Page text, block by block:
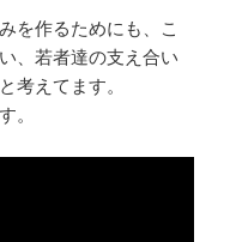
を作るためにも、こ
、若者達の支え合い
考えてます。
。